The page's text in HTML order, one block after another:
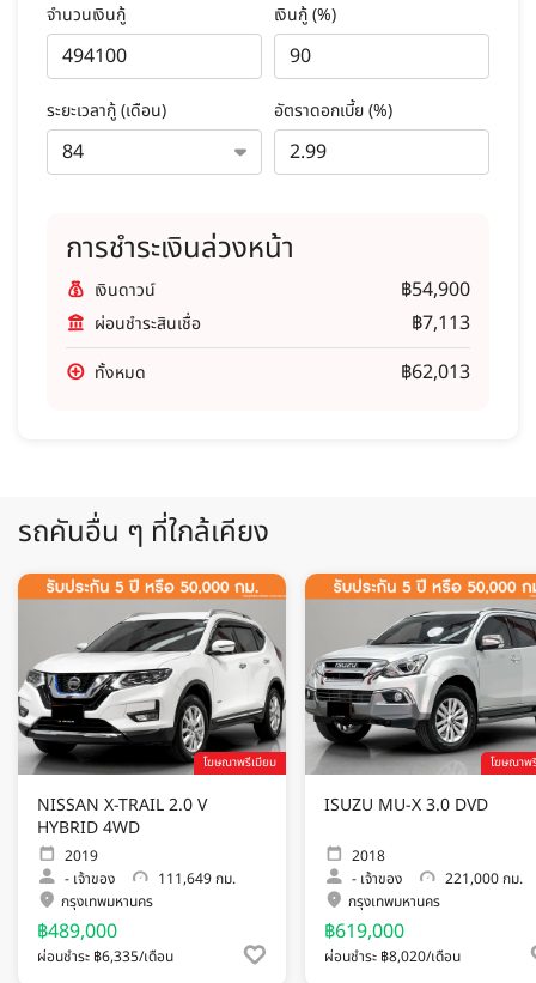
จำนวนเงินกู้ เงินกู้ (%)
ระยะเวลากู้ (เดือน) อัตราดอกเบี้ย (%)
การชำระเงินล่วงหน้า
เงินดาวน์ ฿54,900
ผ่อนชำระสินเชื่อ ฿7,113
ทั้งหมด ฿62,013
รถคันอื่น ๆ ที่ใกล้เคียง
โฆษณาพรีเมียม
NISSAN X-TRAIL 2.0 V
HYBRID 4WD
2019
- เจ้าของ
111,649 กม.
กรุงเทพมหานคร
฿489,000
ผ่อนชำระ ฿6,335/เดือน
โฆษณาพ
ISUZU MU-X 3.0 DVD
2018
- เจ้าของ
221,000 กม.
กรุงเทพมหานคร
฿619,000
ผ่อนชำระ ฿8,020/เดือน